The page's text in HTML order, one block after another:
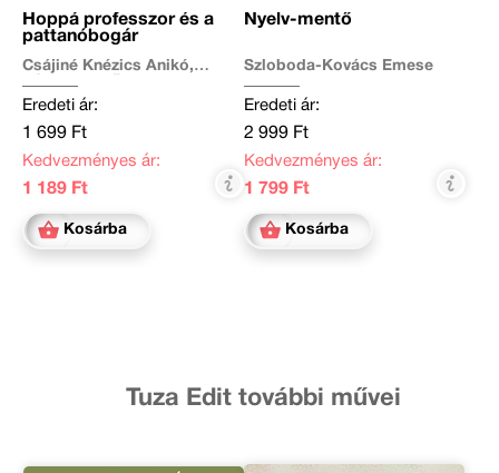
Hoppá professzor és a
pattanóbogár
Csájiné Knézics Anikó,
Eredeti ár:
1 699 Ft
Kedvezményes ár:
1 189 Ft
Kosárba
Nyelv-mentő
Szloboda-Kovács Emese
Eredeti ár:
2 999 Ft
Kedvezményes ár:
1 799 Ft
Kosárba
Tuza Edit további művei